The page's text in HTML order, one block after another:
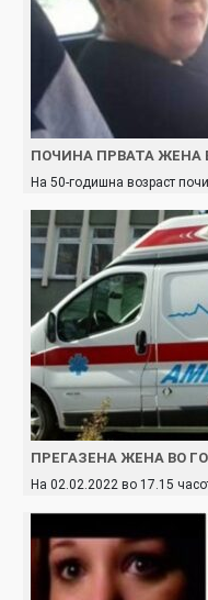
ПОЧИНА ПРВАТА ЖЕНА
На 50-годишна возраст
ПРЕГАЗЕНА ЖЕНА ВО
На 02.02.2022 во 17.15